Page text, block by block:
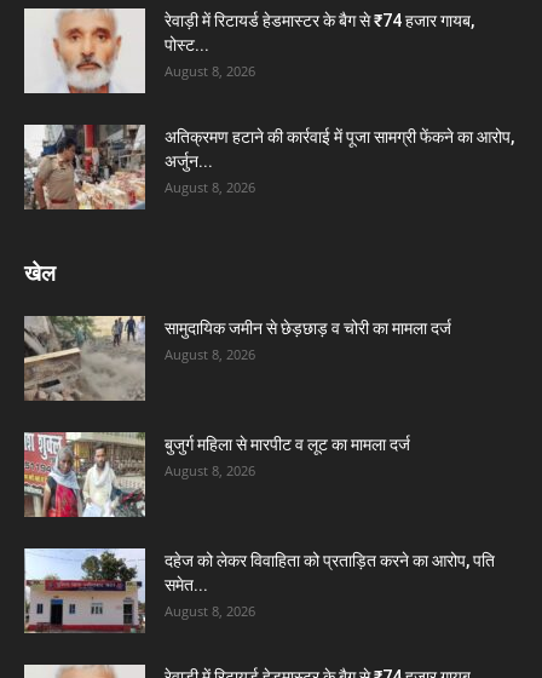
रेवाड़ी में रिटायर्ड हेडमास्टर के बैग से ₹74 हजार गायब,
पोस्ट...
August 8, 2026
अतिक्रमण हटाने की कार्रवाई में पूजा सामग्री फेंकने का आरोप,
अर्जुन...
August 8, 2026
खेल
सामुदायिक जमीन से छेड़छाड़ व चोरी का मामला दर्ज
August 8, 2026
बुजुर्ग महिला से मारपीट व लूट का मामला दर्ज
August 8, 2026
दहेज को लेकर विवाहिता को प्रताड़ित करने का आरोप, पति
समेत...
August 8, 2026